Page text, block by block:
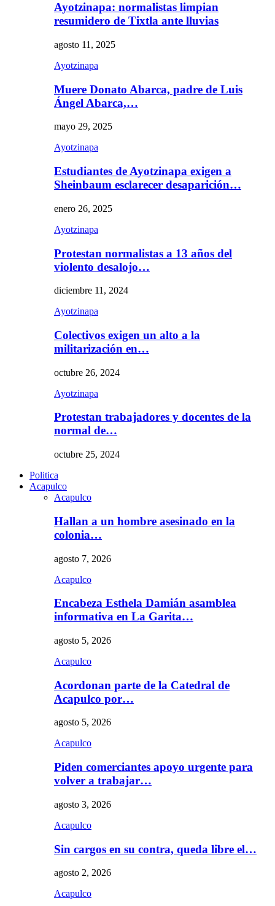
Ayotzinapa: normalistas limpian
resumidero de Tixtla ante lluvias
agosto 11, 2025
Ayotzinapa
Muere Donato Abarca, padre de Luis
Ángel Abarca,…
mayo 29, 2025
Ayotzinapa
Estudiantes de Ayotzinapa exigen a
Sheinbaum esclarecer desaparición…
enero 26, 2025
Ayotzinapa
Protestan normalistas a 13 años del
violento desalojo…
diciembre 11, 2024
Ayotzinapa
Colectivos exigen un alto a la
militarización en…
octubre 26, 2024
Ayotzinapa
Protestan trabajadores y docentes de la
normal de…
octubre 25, 2024
Politica
Acapulco
Acapulco
Hallan a un hombre asesinado en la
colonia…
agosto 7, 2026
Acapulco
Encabeza Esthela Damián asamblea
informativa en La Garita…
agosto 5, 2026
Acapulco
Acordonan parte de la Catedral de
Acapulco por…
agosto 5, 2026
Acapulco
Piden comerciantes apoyo urgente para
volver a trabajar…
agosto 3, 2026
Acapulco
Sin cargos en su contra, queda libre el…
agosto 2, 2026
Acapulco